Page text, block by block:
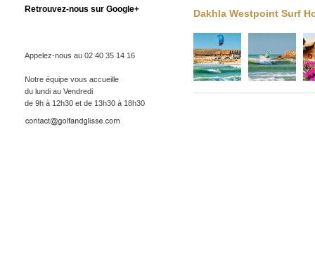
Retrouvez-nous sur Google+
Appelez-nous au 02 40 35 14 16
Notre équipe vous accueille
du lundi au Vendredi
de 9h à 12h30 et de 13h30 à 18h30
Dakhla Westpoint Surf